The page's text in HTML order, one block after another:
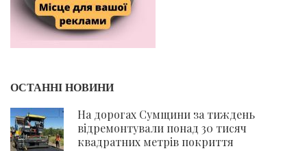
ОСТАННІ НОВИНИ
На дорогах Сумщини за тиждень
відремонтували понад 30 тисяч
квадратних метрів покриття